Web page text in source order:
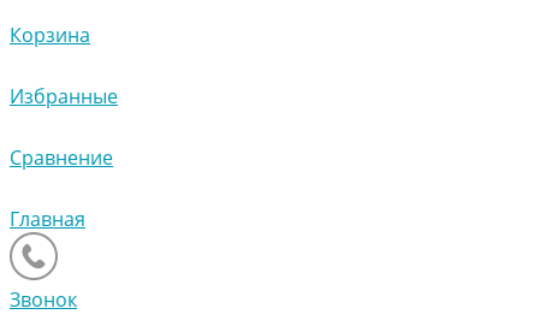
Корзина
Избранные
Сравнение
Главная
Звонок